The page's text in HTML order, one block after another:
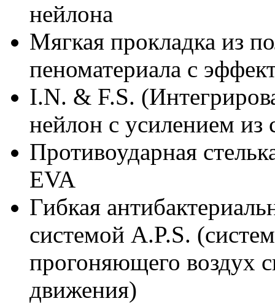
нейлона
Мягкая прокладка из
пеноматериала с
I.N. & F.S.
нейлон с усилением из
Противоударная
EVA
Гибкая
системой A.P.S.
прогоняющего воздух
движения)